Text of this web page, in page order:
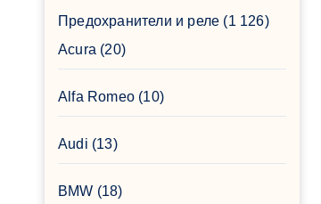
Предохранители и реле (1 126)
Acura (20)
Alfa Romeo (10)
Audi (13)
BMW (18)